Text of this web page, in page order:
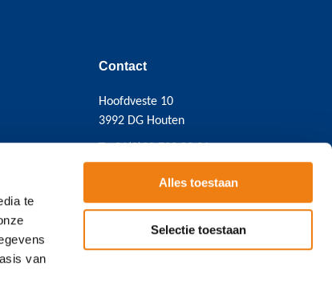
te
van
Alles toestaan
Selectie toestaan
Contact
Hoofdveste 10
3992 DG Houten
KVK 39092300